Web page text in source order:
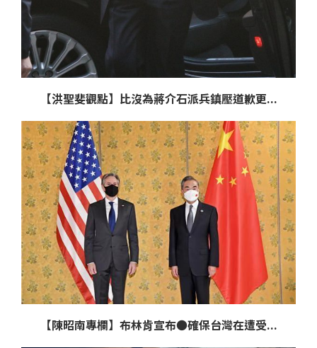
【洪聖斐觀點】比沒為蔣介石派兵鎮壓道歉更...
【陳昭南專欄】布林肯宣布●確保台灣在遭受...